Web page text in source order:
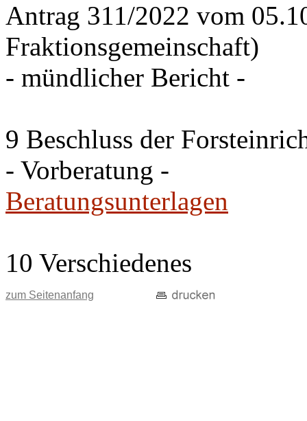
Antrag 311/2022 vom
Fraktionsgemeinschaft)
- mündlicher Bericht -
9 Beschluss der
- Vorberatung -
Beratungsunterlagen
10 Verschiedenes
zum Seitenanfang